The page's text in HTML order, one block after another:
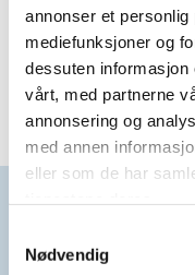
annonser et
mediefunksjoner og
dessuten informasjon
vårt, med partnerne
annonsering og
med annen
eller som de har
Nødvendig
Med vennlig Hilsen
Vidar Sulland
Daglig Leder